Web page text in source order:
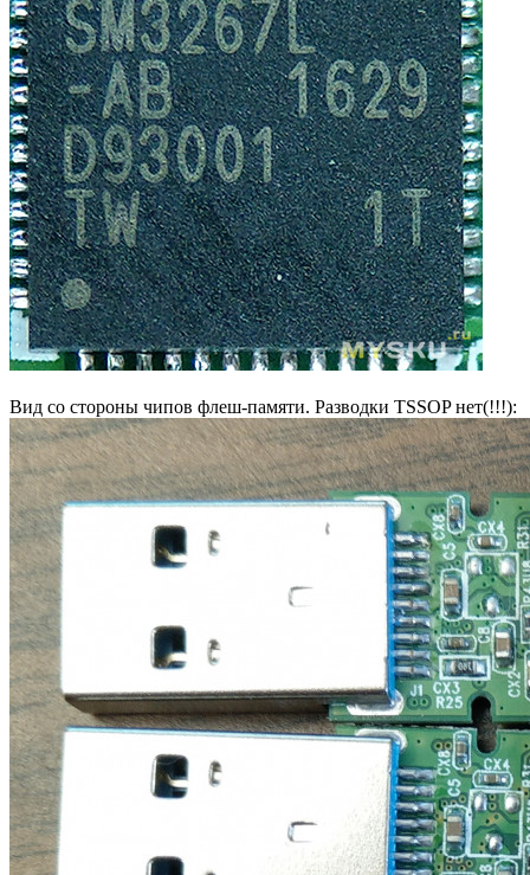
Вид со стороны чипов флеш-памяти. Разводки TSSOP нет(!!!):